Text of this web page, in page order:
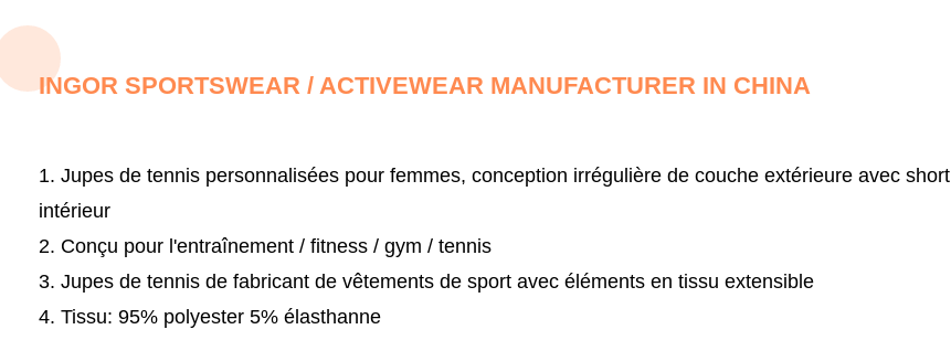
INGOR SPORTSWEAR / ACTIVEWEAR MANUFACTURER IN CHINA
1. Jupes de tennis personnalisées pour femmes, conception irrégulière de couche extérieure avec short
intérieur
2. Conçu pour l'entraînement / fitness / gym / tennis
3. Jupes de tennis de fabricant de vêtements de sport avec éléments en tissu extensible
4. Tissu: 95% polyester 5% élasthanne